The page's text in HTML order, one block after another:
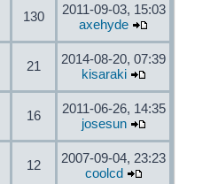
130
2011-09-03, 15:03
axehyde
21
2014-08-20, 07:39
kisaraki
16
2011-06-26, 14:35
josesun
12
2007-09-04, 23:23
coolcd